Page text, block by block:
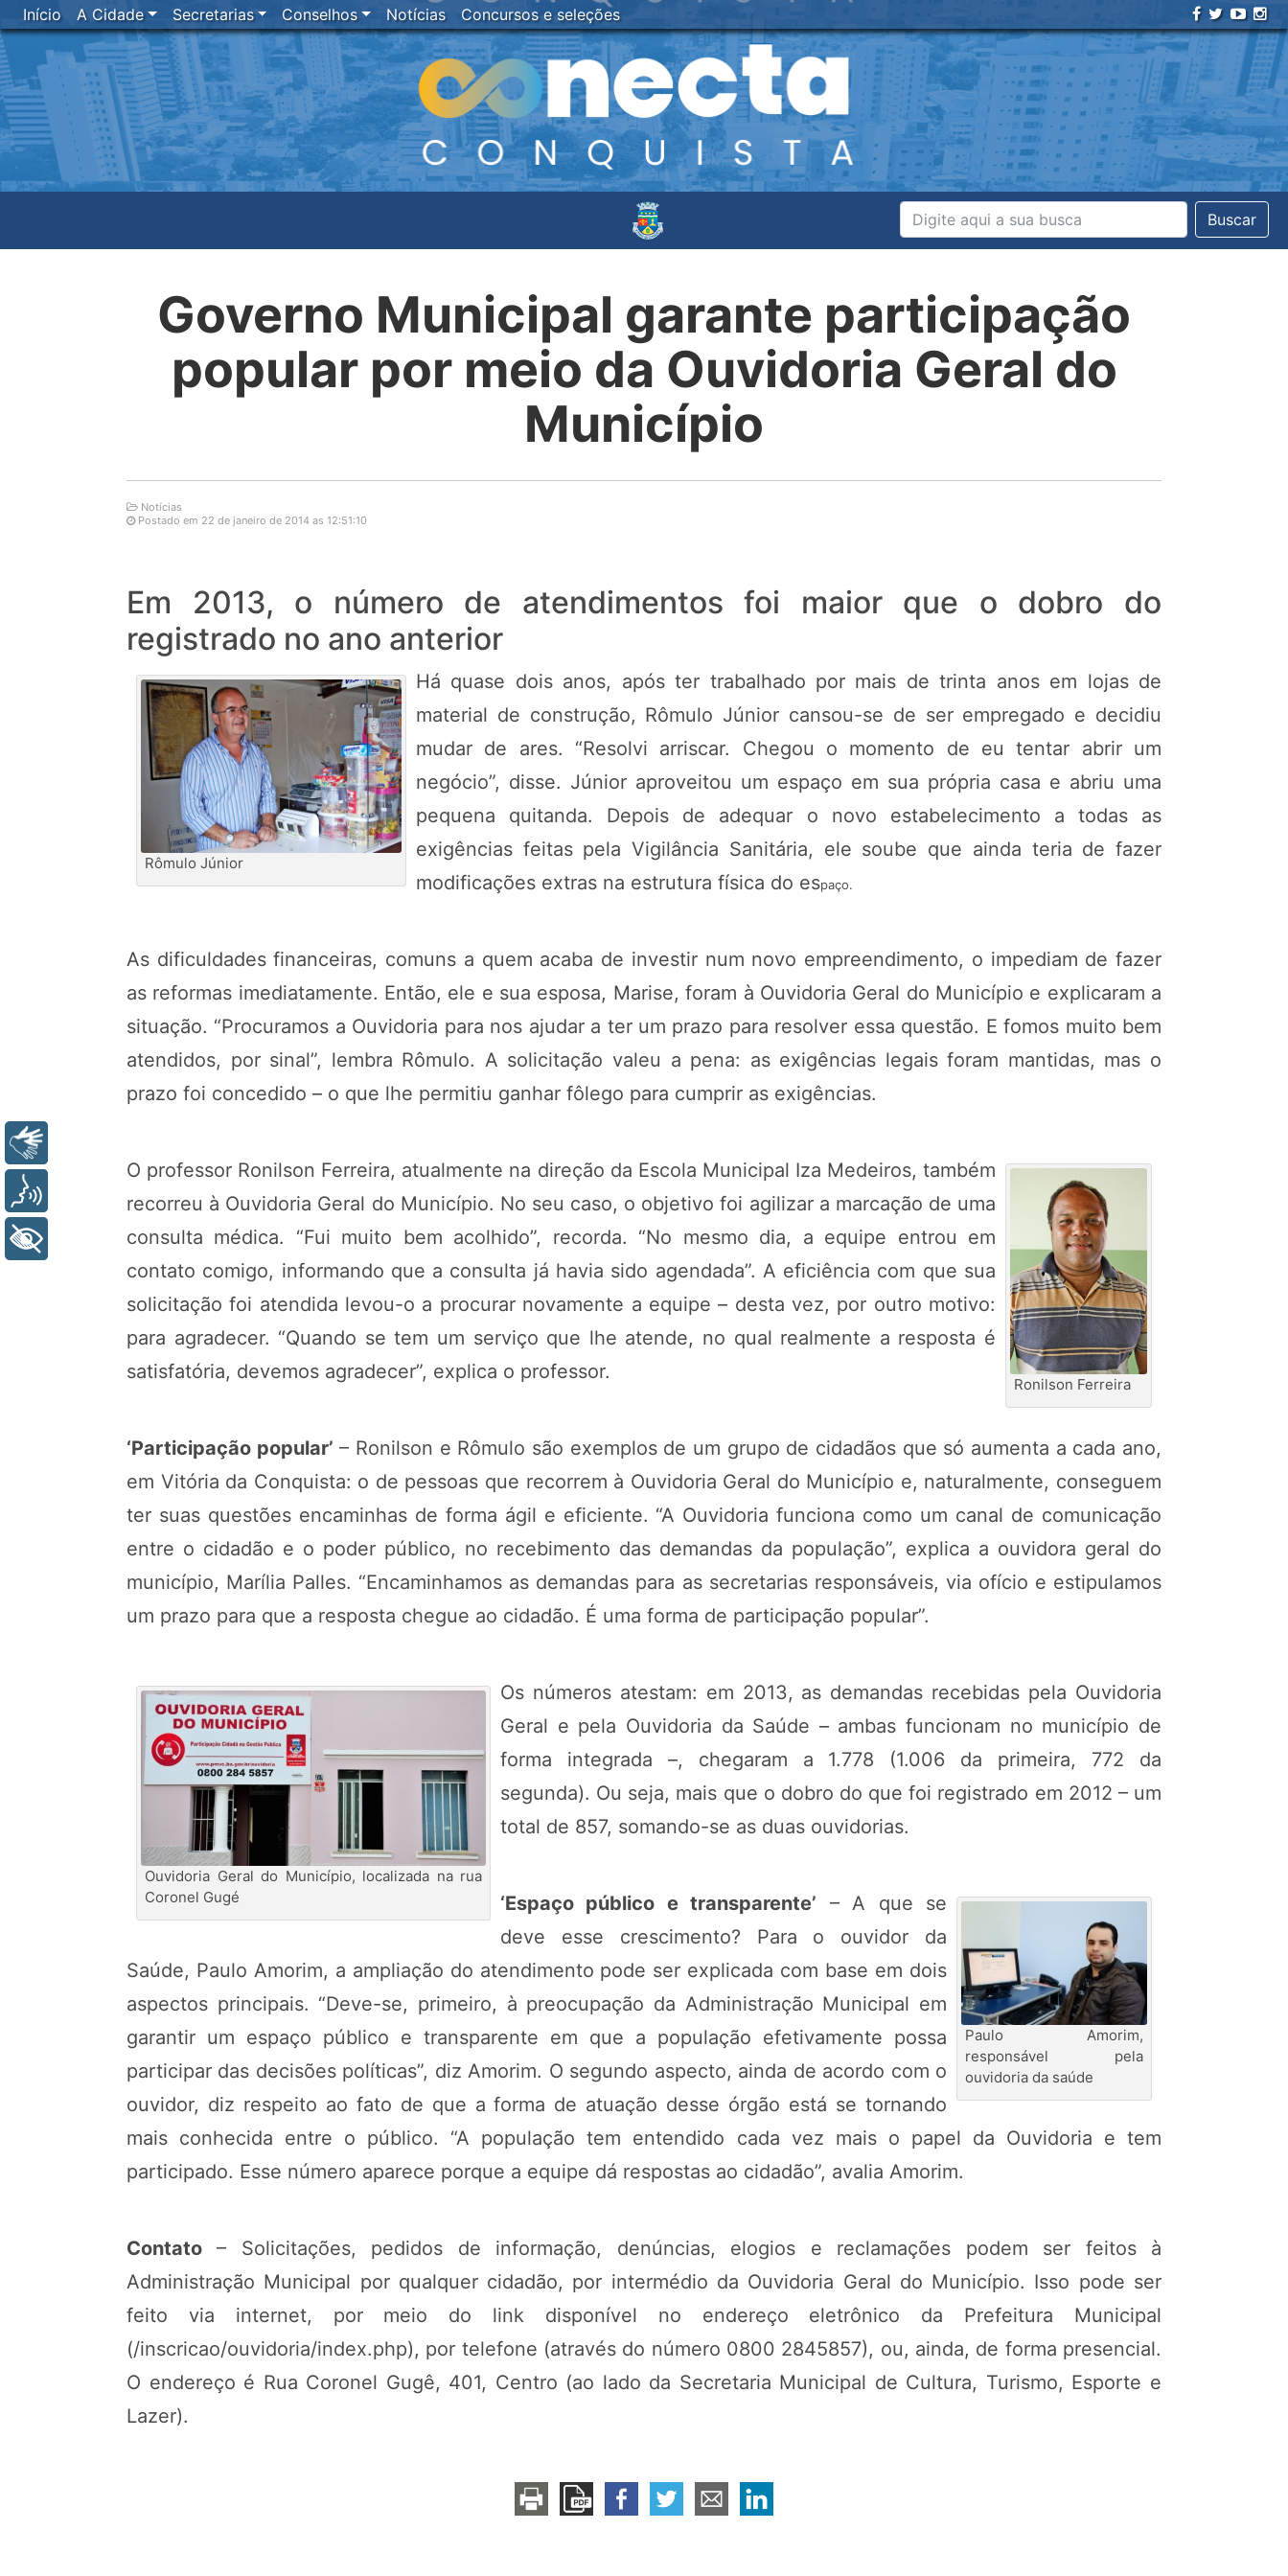
Início A Cidade Secretarias Conselhos Notícias Concursos e seleções
Buscar
Governo Municipal garante participação
popular por meio da Ouvidoria Geral do
Município
Notícias
Postado em 22 de janeiro de 2014 as 12:51:10
Em 2013, o número de atendimentos foi maior que o dobro do
registrado no ano anterior
Rômulo Júnior
Há quase dois anos, após ter trabalhado por mais de trinta anos em lojas de
material de construção, Rômulo Júnior cansou-se de ser empregado e decidiu
mudar de ares. “Resolvi arriscar. Chegou o momento de eu tentar abrir um
negócio”, disse. Júnior aproveitou um espaço em sua própria casa e abriu uma
pequena quitanda. Depois de adequar o novo estabelecimento a todas as
exigências feitas pela Vigilância Sanitária, ele soube que ainda teria de fazer
modificações extras na estrutura física do espaço.
As dificuldades financeiras, comuns a quem acaba de investir num novo empreendimento, o impediam de fazer
as reformas imediatamente. Então, ele e sua esposa, Marise, foram à Ouvidoria Geral do Município e explicaram a
situação. “Procuramos a Ouvidoria para nos ajudar a ter um prazo para resolver essa questão. E fomos muito bem
atendidos, por sinal”, lembra Rômulo. A solicitação valeu a pena: as exigências legais foram mantidas, mas o
prazo foi concedido – o que lhe permitiu ganhar fôlego para cumprir as exigências.
Ronilson Ferreira
O professor Ronilson Ferreira, atualmente na direção da Escola Municipal Iza Medeiros, também
recorreu à Ouvidoria Geral do Município. No seu caso, o objetivo foi agilizar a marcação de uma
consulta médica. “Fui muito bem acolhido”, recorda. “No mesmo dia, a equipe entrou em
contato comigo, informando que a consulta já havia sido agendada”. A eficiência com que sua
solicitação foi atendida levou-o a procurar novamente a equipe – desta vez, por outro motivo:
para agradecer. “Quando se tem um serviço que lhe atende, no qual realmente a resposta é
satisfatória, devemos agradecer”, explica o professor.
‘Participação popular’ – Ronilson e Rômulo são exemplos de um grupo de cidadãos que só aumenta a cada ano,
em Vitória da Conquista: o de pessoas que recorrem à Ouvidoria Geral do Município e, naturalmente, conseguem
ter suas questões encaminhas de forma ágil e eficiente. “A Ouvidoria funciona como um canal de comunicação
entre o cidadão e o poder público, no recebimento das demandas da população”, explica a ouvidora geral do
município, Marília Palles. “Encaminhamos as demandas para as secretarias responsáveis, via ofício e estipulamos
um prazo para que a resposta chegue ao cidadão. É uma forma de participação popular”.
Ouvidoria Geral do Município, localizada na rua
Coronel Gugé
Os números atestam: em 2013, as demandas recebidas pela Ouvidoria
Geral e pela Ouvidoria da Saúde – ambas funcionam no município de
forma integrada –, chegaram a 1.778 (1.006 da primeira, 772 da
segunda). Ou seja, mais que o dobro do que foi registrado em 2012 – um
total de 857, somando-se as duas ouvidorias.
Paulo Amorim,
responsável pela
ouvidoria da saúde
‘Espaço público e transparente’ – A que se
deve esse crescimento? Para o ouvidor da
Saúde, Paulo Amorim, a ampliação do atendimento pode ser explicada com base em dois
aspectos principais. “Deve-se, primeiro, à preocupação da Administração Municipal em
garantir um espaço público e transparente em que a população efetivamente possa
participar das decisões políticas”, diz Amorim. O segundo aspecto, ainda de acordo com o
ouvidor, diz respeito ao fato de que a forma de atuação desse órgão está se tornando
mais conhecida entre o público. “A população tem entendido cada vez mais o papel da Ouvidoria e tem
participado. Esse número aparece porque a equipe dá respostas ao cidadão”, avalia Amorim.
Contato – Solicitações, pedidos de informação, denúncias, elogios e reclamações podem ser feitos à
Administração Municipal por qualquer cidadão, por intermédio da Ouvidoria Geral do Município. Isso pode ser
feito via internet, por meio do link disponível no endereço eletrônico da Prefeitura Municipal
(/inscricao/ouvidoria/index.php), por telefone (através do número 0800 2845857), ou, ainda, de forma presencial.
O endereço é Rua Coronel Gugê, 401, Centro (ao lado da Secretaria Municipal de Cultura, Turismo, Esporte e
Lazer).
+ Acessibilidade